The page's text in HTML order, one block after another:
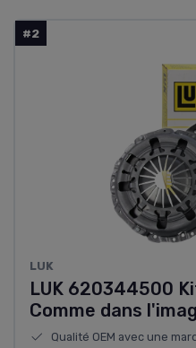
#2
‎LUK
LUK 620344500
Comme dans
Qualité OEM avec une